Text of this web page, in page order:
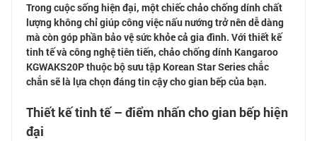
Trong cuộc sống hiện đại, một chiếc chảo chống dính chất
lượng không chỉ giúp công việc nấu nướng trở nên dễ dàng
mà còn góp phần bảo vệ sức khỏe cả gia đình. Với thiết kế
tinh tế và công nghệ tiên tiến, chảo chống dính Kangaroo
KGWAKS20P thuộc bộ sưu tập Korean Star Series chắc
chắn sẽ là lựa chọn đáng tin cậy cho gian bếp của bạn.
Thiết kế tinh tế – điểm nhấn cho gian bếp hiện
đại